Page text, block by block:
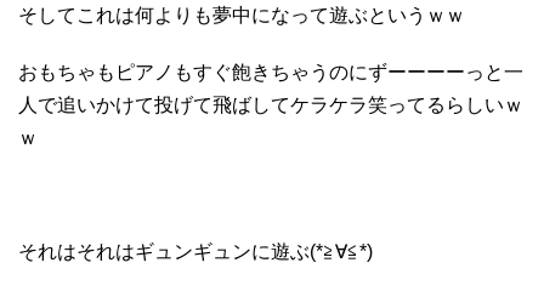
そしてこれは何よりも夢中になって遊ぶというｗｗ
おもちゃもピアノもすぐ飽きちゃうのにずーーーーっと一
人で追いかけて投げて飛ばしてケラケラ笑ってるらしいｗ
ｗ
それはそれはギュンギュンに遊ぶ(*≧∀≦*)